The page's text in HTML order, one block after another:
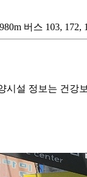
버스 103,
시설 정보는 건강